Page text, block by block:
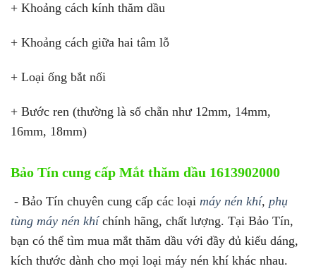
+ Khoảng cách kính thăm dầu
+ Khoảng cách giữa hai tâm lỗ
+ Loại ống bắt nối
+ Bước ren (thường là số chẵn như 12mm, 14mm,
16mm, 18mm)
Bảo Tín cung cấp Mắt thăm dầu 1613902000
- Bảo Tín chuyên cung cấp các loại máy nén khí, phụ
tùng máy nén khí chính hãng, chất lượng. Tại Bảo Tín,
bạn có thể tìm mua mắt thăm dầu với đầy đủ kiểu dáng,
kích thước dành cho mọi loại máy nén khí khác nhau.